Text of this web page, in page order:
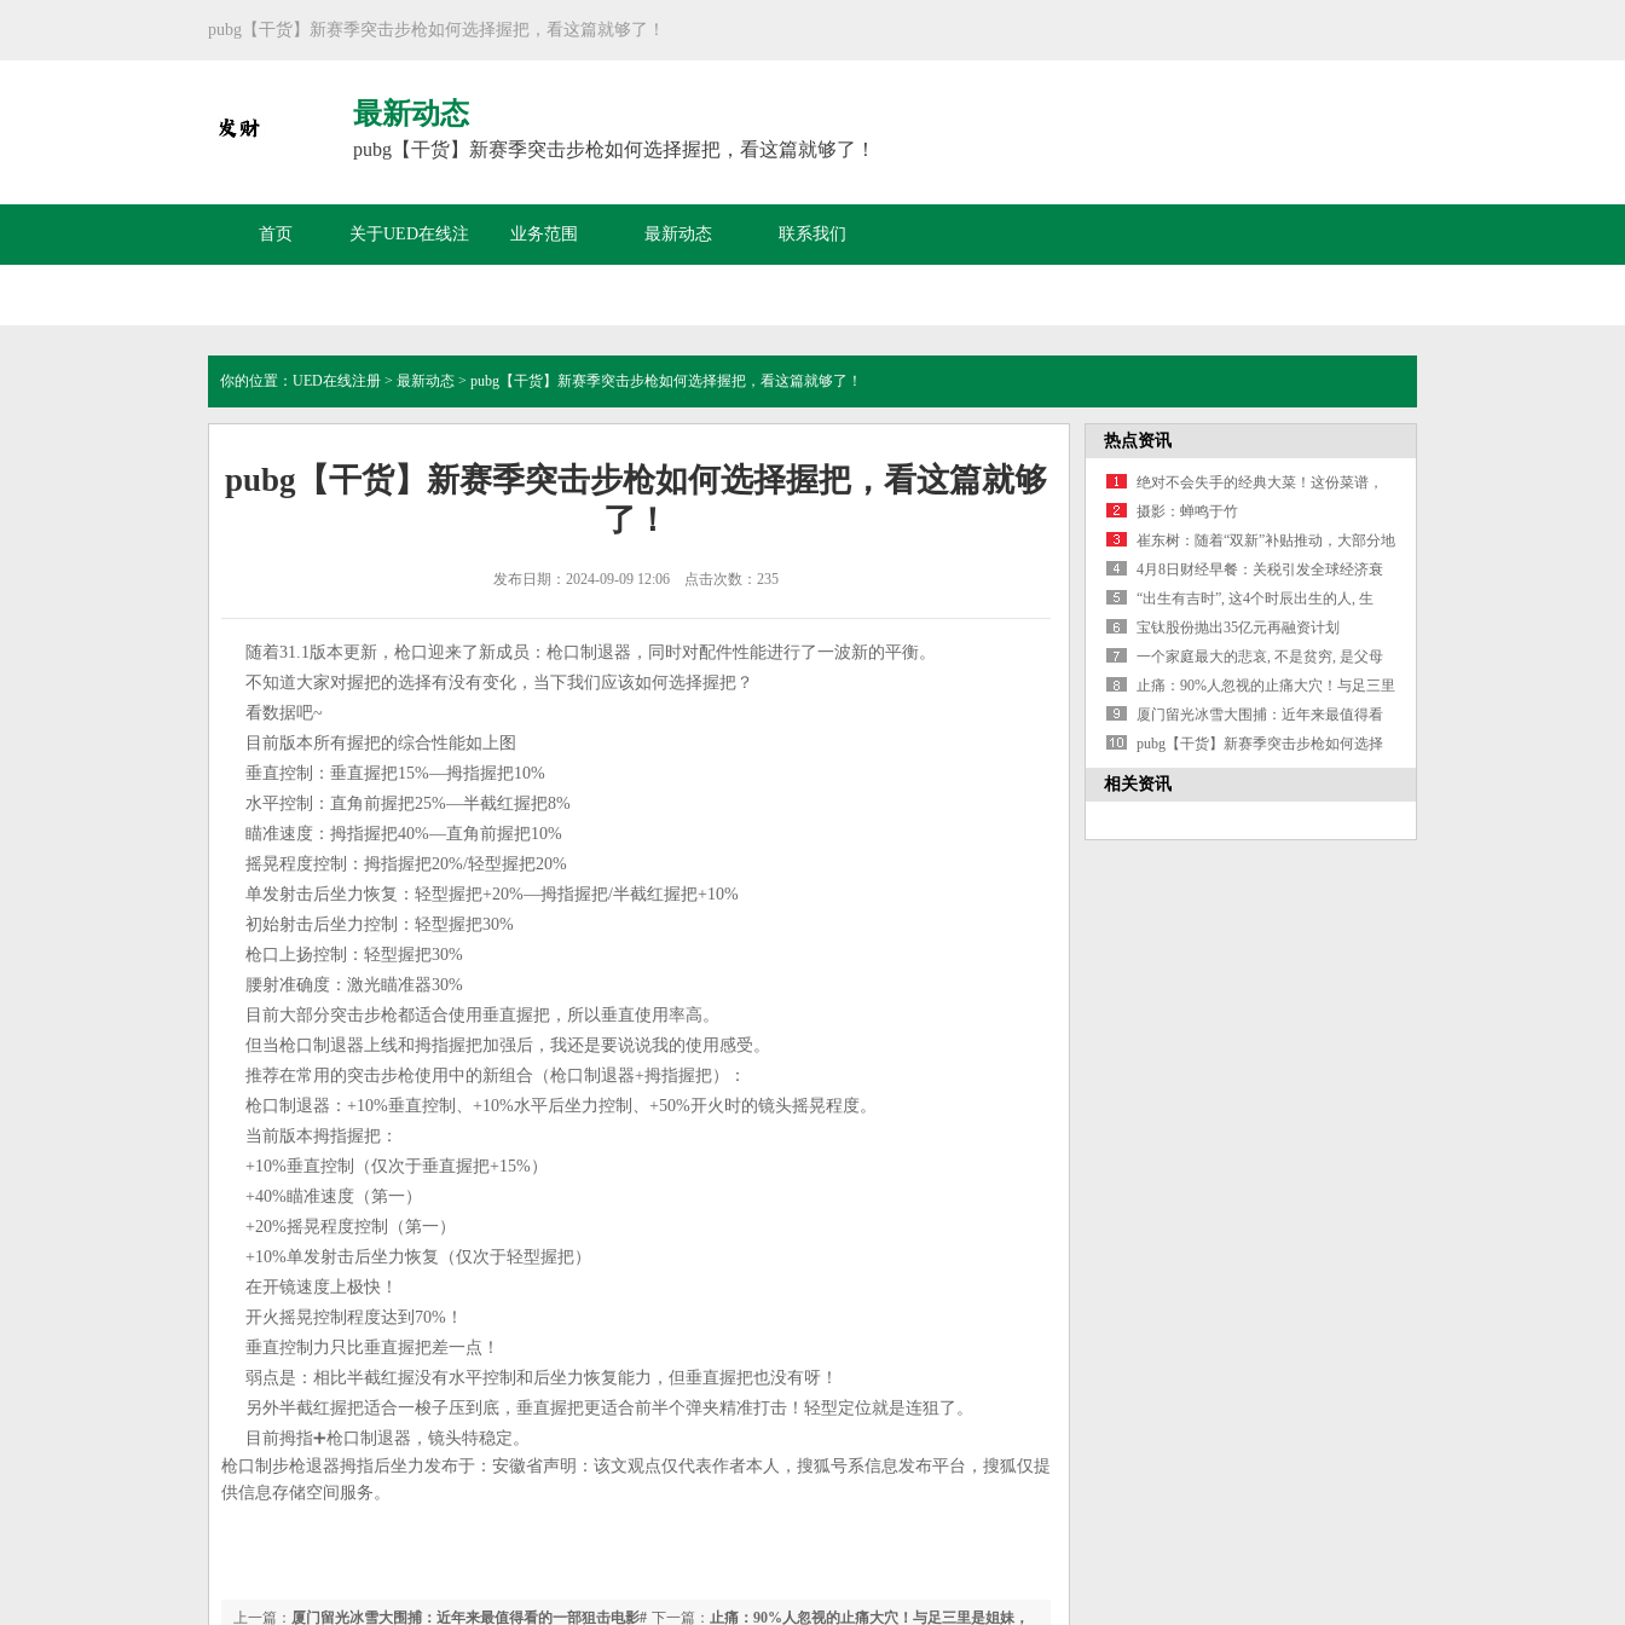
pubg【干货】新赛季突击步枪如何选择握把，看这篇就够了！
最新动态
pubg【干货】新赛季突击步枪如何选择握把，看这篇就够了！
首页 关于UED在线注 业务范围 最新动态 联系我们
你的位置： UED在线注册 > 最新动态 > pubg【干货】新赛季突击步枪如何选择握把，看这篇就够了！
pubg【干货】新赛季突击步枪如何选择握把，看这篇就够
了！
发布日期：2024-09-09 12:06 点击次数：235
随着31.1版本更新，枪口迎来了新成员：枪口制退器，同时对配件性能进行了一波新的平衡。
不知道大家对握把的选择有没有变化，当下我们应该如何选择握把？
看数据吧~
目前版本所有握把的综合性能如上图
垂直控制：垂直握把15%—拇指握把10%
水平控制：直角前握把25%—半截红握把8%
瞄准速度：拇指握把40%—直角前握把10%
摇晃程度控制：拇指握把20%/轻型握把20%
单发射击后坐力恢复：轻型握把+20%—拇指握把/半截红握把+10%
初始射击后坐力控制：轻型握把30%
枪口上扬控制：轻型握把30%
腰射准确度：激光瞄准器30%
目前大部分突击步枪都适合使用垂直握把，所以垂直使用率高。
但当枪口制退器上线和拇指握把加强后，我还是要说说我的使用感受。
推荐在常用的突击步枪使用中的新组合（枪口制退器+拇指握把）：
枪口制退器：+10%垂直控制、+10%水平后坐力控制、+50%开火时的镜头摇晃程度。
当前版本拇指握把：
+10%垂直控制（仅次于垂直握把+15%）
+40%瞄准速度（第一）
+20%摇晃程度控制（第一）
+10%单发射击后坐力恢复（仅次于轻型握把）
在开镜速度上极快！
开火摇晃控制程度达到70%！
垂直控制力只比垂直握把差一点！
弱点是：相比半截红握没有水平控制和后坐力恢复能力，但垂直握把也没有呀！
另外半截红握把适合一梭子压到底，垂直握把更适合前半个弹夹精准打击！轻型定位就是连狙了。
目前拇指➕枪口制退器，镜头特稳定。
枪口制步枪退器拇指后坐力发布于：安徽省声明：该文观点仅代表作者本人，搜狐号系信息发布平台，搜狐仅提
供信息存储空间服务。
下一篇： 止痛：90%人忽视的止痛大穴！与足三里是姐妹，
上一篇： 厦门留光冰雪大围捕：近年来最值得看的一部狙击电影#
热点资讯
绝对不会失手的经典大菜！这份菜谱，
征服一众男女老少！_Step_料酒_电饭煲
摄影：蝉鸣于竹
崔东树：随着“双新”补贴推动，大部分地
区A0级电动车呈现较强增长态势
4月8日财经早餐：关税引发全球经济衰
退担忧，金价回落投资者转而将美元作
为避风港，油价创四年新低
“出生有吉时”, 这4个时辰出生的人, 生
在“聚宝盆”, 最有作为
宝钛股份抛出35亿元再融资计划
一个家庭最大的悲哀, 不是贫穷, 是父母
开口闭口就是这些话
止痛：90%人忽视的止痛大穴！与足三里
是姐妹，疏经通络、清热明目、调和肠
胃，入秋得多灸
厦门留光冰雪大围捕：近年来最值得看
的一部狙击电影#电影解说
pubg【干货】新赛季突击步枪如何选择
握把，看这篇就够了！
相关资讯